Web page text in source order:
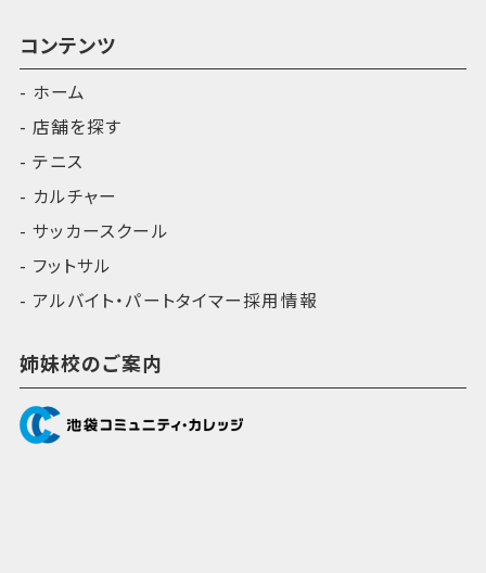
コンテンツ
ホーム
店舗を探す
テニス
カルチャー
サッカースクール
フットサル
アルバイト・パートタイマー採用情報
姉妹校のご案内